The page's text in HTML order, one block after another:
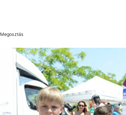
Megosztás